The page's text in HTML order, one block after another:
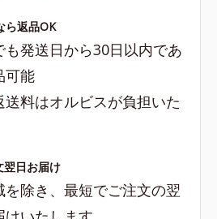
ら返品OK
も発送日から30日以内であ
可能
料はオルビスが負担いた
翌日お届け
を除き、最短でご注文の翌